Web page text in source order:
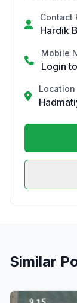
Contact
Hardik
Mobile
Login
Location
Similar